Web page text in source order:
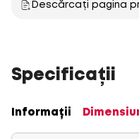
Descărcați pagina
Specificații
Informații